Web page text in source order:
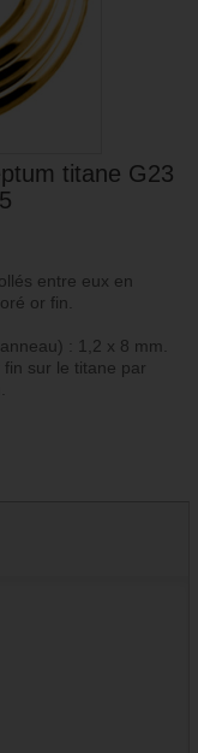
titane G23
entre eux en
or fin.
: 1,2 x 8 mm.
sur le titane par